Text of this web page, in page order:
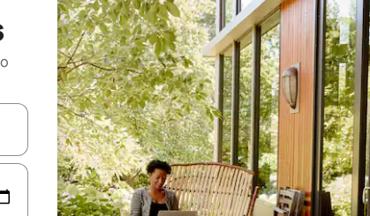
pomocí šipek nahoru a dolů, dotykem nebo přejetím prstem.